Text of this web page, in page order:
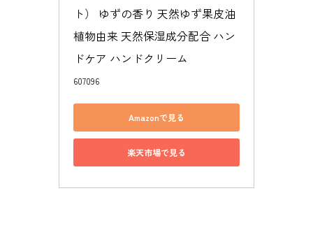
ト） ゆずの香り 天然ゆず果皮油
植物由来 天然保湿成分配合 ハン
ドケア ハンドクリーム
607096
Amazonで見る
楽天市場で見る